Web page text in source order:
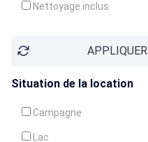
Nettoyage inclus
Garde d'enfants
Crèche
APPLIQUER
Situation de la location
Campagne
Lac